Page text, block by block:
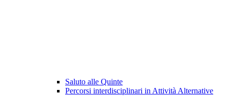
Saluto alle Quinte
Percorsi interdisciplinari in Attività Alternative